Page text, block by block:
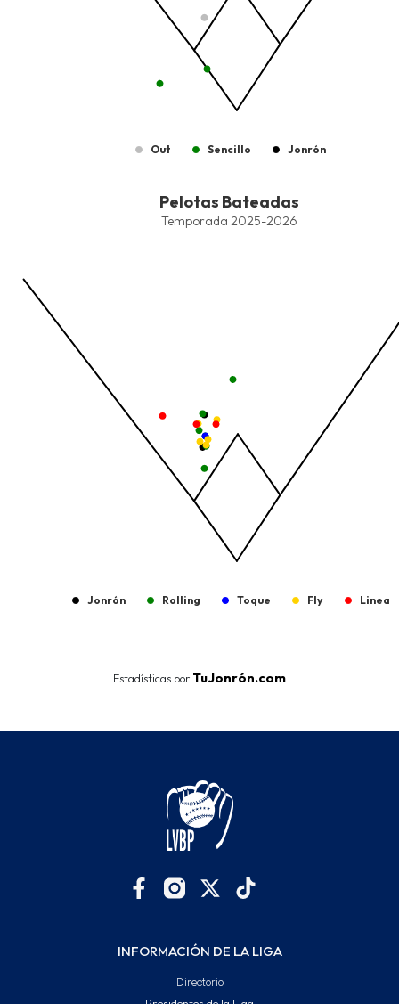
Out Sencillo Jonrón
Combination chart with 9 data series.
The chart has 1 X axis displaying values. Data ranges from -
The chart has 1 Y axis displaying values. Data ranges from -
Pelotas Bateadas
Temporada 2025-2026
Jonrón Rolling Toque Fly Linea
Estadísticas por TuJonrón.com
INFORMACIÓN DE LA LIGA
Directorio